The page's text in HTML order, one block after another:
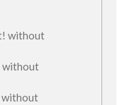
without
without
without